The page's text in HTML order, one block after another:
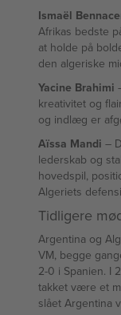
Ismaël
Afrikas bedste
at holde på
den algeriske
Yacine Brahimi
kreativitet og
og indlæg er
Aïssa Mandi –
lederskab og
hovedspil,
Algeriets
Tidligere
Argentina og
VM, begge
2-0 i Spanien. I
takket være et
slået Argentina